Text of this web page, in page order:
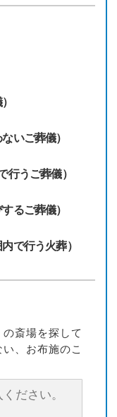
いご葬儀）
行うご葬儀）
るご葬儀）
で行う火葬）
斎場を探して
、お布施のこ